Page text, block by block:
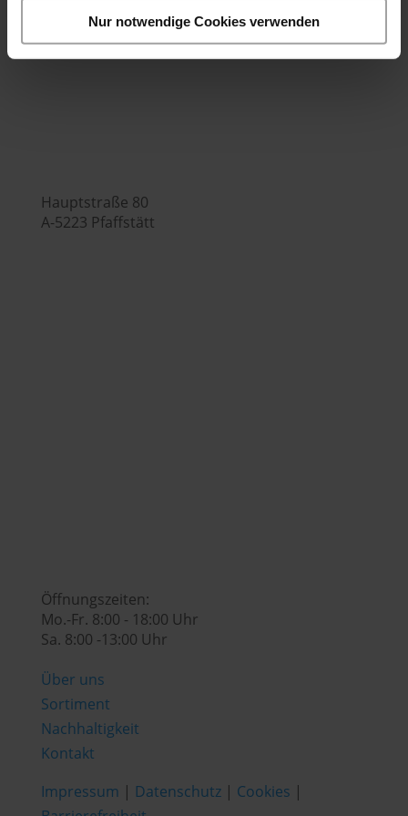
Nur notwendige Cookies verwenden
Mo.-Fr. 7:00 - 16:00 Uhr
Hubers Genusswelt
Hauptstraße 80
A-5223 Pfaffstätt
Öffnungszeiten:
Mo.-Fr. 8:00 - 18:00 Uhr
Sa. 8:00 -13:00 Uhr
Über uns
Sortiment
Nachhaltigkeit
Kontakt
Impressum | Datenschutz| Cookies |